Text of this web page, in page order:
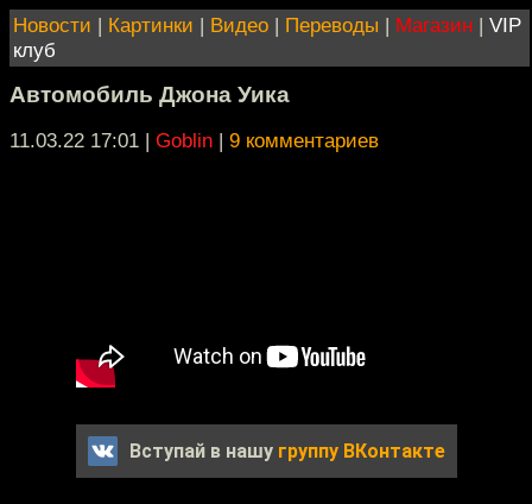
Новости | Картинки | Видео | Переводы | Магазин | VIP
клуб
Автомобиль Джона Уика
11.03.22 17:01 | Goblin | 9 комментариев
Вступай в нашу группу ВКонтакте